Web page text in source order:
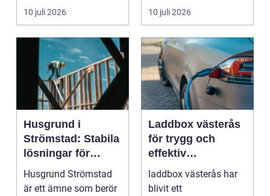
avverkningsplatsen till
10 juli 2026
av ofrivilli...
10 juli 2026
Husgrund i
Strömstad: Stabila
lösningar för
boende vid kusten
Husgrund Strömstad
är ett ämne som berör
Laddbox västerås
för trygg och
effektiv
hemmaladdning
laddbox västerås har
blivit ett